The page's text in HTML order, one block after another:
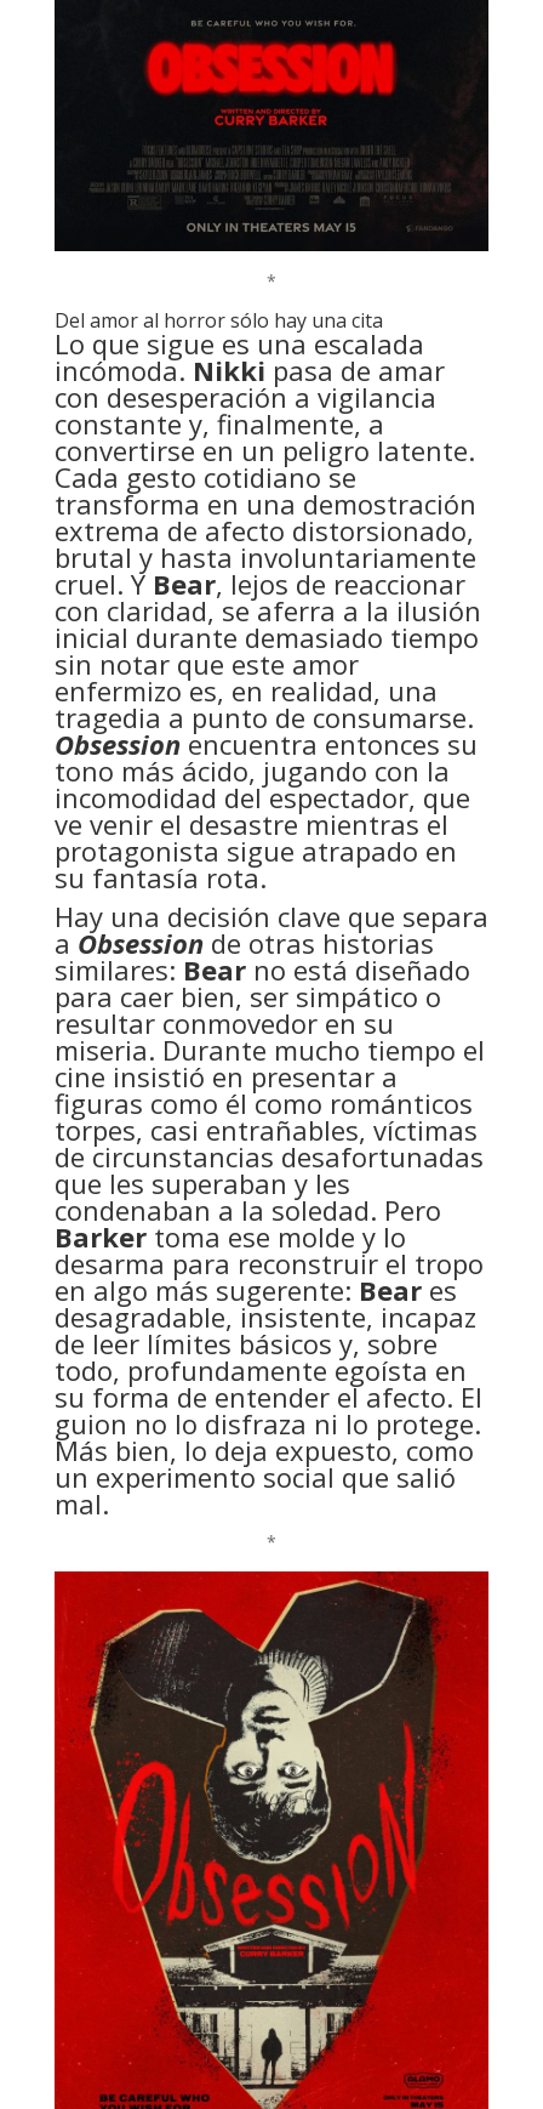
*
Del amor al horror sólo hay una cita
Lo que sigue es una escalada
incómoda. Nikki pasa de amar
con desesperación a vigilancia
constante y, finalmente, a
convertirse en un peligro latente.
Cada gesto cotidiano se
transforma en una demostración
extrema de afecto distorsionado,
brutal y hasta involuntariamente
cruel. Y Bear, lejos de reaccionar
con claridad, se aferra a la ilusión
inicial durante demasiado tiempo
sin notar que este amor
enfermizo es, en realidad, una
tragedia a punto de consumarse.
Obsessionencuentra entonces su
tono más ácido, jugando con la
incomodidad del espectador, que
ve venir el desastre mientras el
protagonista sigue atrapado en
su fantasía rota.
Hay una decisión clave que separa
a Obsession de otras historias
similares: Bearno está diseñado
para caer bien, ser simpático o
resultar conmovedor en su
miseria. Durante mucho tiempo el
cine insistió en presentar a
figuras como él como románticos
torpes, casi entrañables, víctimas
de circunstancias desafortunadas
que les superaban y les
condenaban a la soledad. Pero
Barkertoma ese molde y lo
desarma para reconstruir el tropo
en algo más sugerente: Beares
desagradable, insistente, incapaz
de leer límites básicos y, sobre
todo, profundamente egoísta en
su forma de entender el afecto. El
guion no lo disfraza ni lo protege.
Más bien, lo deja expuesto, como
un experimento social que salió
mal.
*